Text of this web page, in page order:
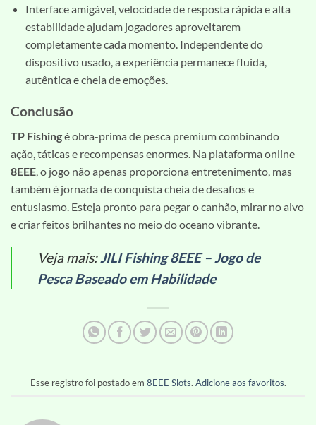
Interface amigável, velocidade de resposta rápida e alta
estabilidade ajudam jogadores aproveitarem
completamente cada momento. Independente do
dispositivo usado, a experiência permanece fluida,
autêntica e cheia de emoções.
Conclusão
TP Fishingé obra-prima de pesca premium combinando
ação, táticas e recompensas enormes. Na plataforma online
8EEE , o jogo não apenas proporciona entretenimento, mas
também é jornada de conquista cheia de desafios e
entusiasmo. Esteja pronto para pegar o canhão, mirar no alvo
e criar feitos brilhantes no meio do oceano vibrante.
Veja mais:JILI Fishing 8EEE – Jogo de
Pesca Baseado em Habilidade
Esse registro foi postado em 8EEE Slots. Adicione aos favoritos.